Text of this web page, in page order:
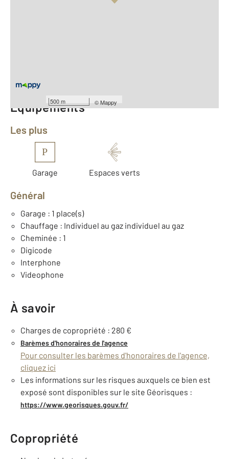
500 m ©Mappy
Équipements
Les plus
P
Garage Espaces verts
Général
Garage : 1 place(s)
Chauffage : Individuel au gaz individuel au gaz
Cheminée : 1
Digicode
Interphone
Videophone
À savoir
Charges de copropriété : 280 €
Barèmes d'honoraires de l'agence
Pour consulter les barèmes d'honoraires de l'agence,
cliquez ici
Les informations sur les risques auxquels ce bien est
exposé sont disponibles sur le site Géorisques :
https://www.georisques.gouv.fr/
Copropriété